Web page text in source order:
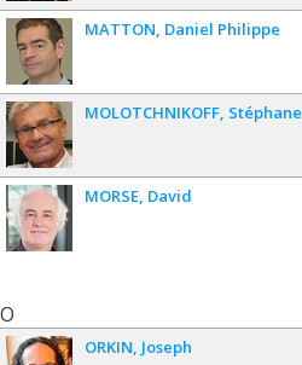
MATTON Daniel Philippe
MOLOTCHNIKOFF Stéphane
MORSE David
O
ORKIN Joseph